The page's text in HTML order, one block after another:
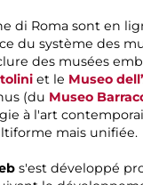
di Roma sont en
du système des
des musées
et le Museo
(du Museo
à l'art
mais unifiée.
s'est développé